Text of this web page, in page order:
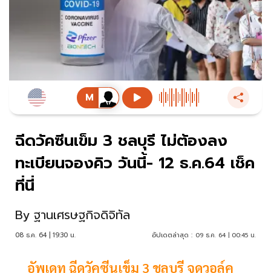
ฉีดวัคซีนเข็ม 3 ชลบุรี ไม่ต้องลง
ทะเบียนจองคิว วันนี้- 12 ธ.ค.64 เช็ค
ที่นี่
By ฐานเศรษฐกิจดิจิทัล
08 ธ.ค. 64 | 19:30 น. อัปเดตล่าสุด : 09 ธ.ค. 64 | 00:45 น.
อัพเดท ฉีดวัคซีนเข็ม 3 ชลบุรี จุดวอล์ค